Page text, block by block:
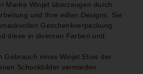
Marke Winjet überzeugen durch
und Ihre edlen Designs. Sie
Geschenkverpackung
diese in diversen Farben und
Gebrauch eines Winjet Etuis der
Schockbilder vermieden.